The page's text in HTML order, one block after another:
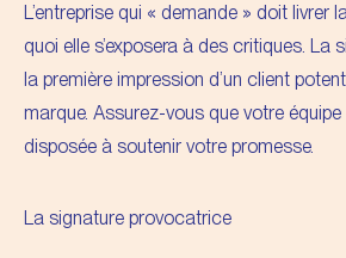
L’entreprise qui « demande » doit livrer
quoi elle s’exposera à des critiques. La
la première impression d’un client
marque. Assurez-vous que votre
disposée à soutenir votre promesse.
La signature provocatrice